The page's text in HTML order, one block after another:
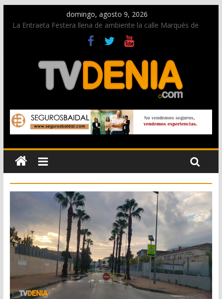
domingo, agosto 9, 2026
La Entraeta Festera llena de ambiente la calle Marqués de
Campo con la recepción a la Capitanía Cristiana
Dos personas fallecen en un grave accidente en la N-332
entre Benissa y Calp
Una nueva oportunidad para donar sangre en Cruz Roja
El bando moro protagonista en la Segunda Entraeta Festera
Paco Adsuar dona al Arxiu de Dénia más de 50.000 imágenes
de la memoria visual de la ciudad